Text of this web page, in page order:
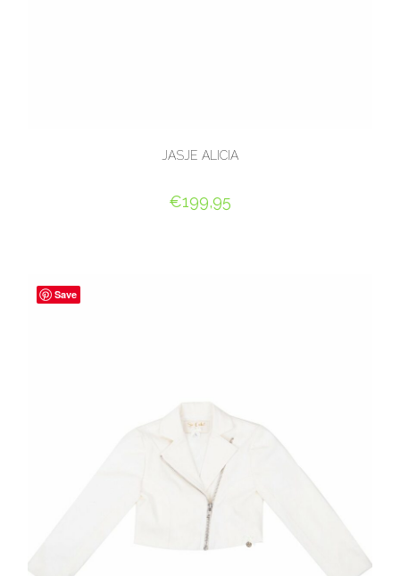
JASJE ALICIA
€199,95
Save